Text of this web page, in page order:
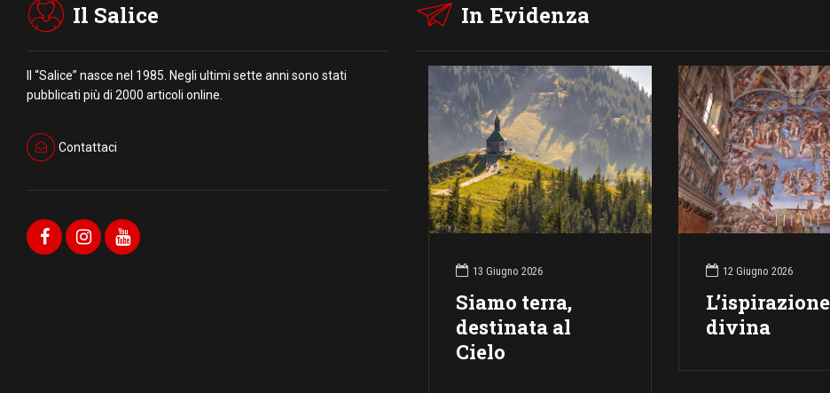
Il Salice
Il “Salice” nasce nel 1985. Negli ultimi sette anni sono stati
pubblicati più di 2000 articoli online.
Contattaci
In Evidenza
13 Giugno 2026
Siamo terra,
destinata al
Cielo
12 Giugno 2026
divina